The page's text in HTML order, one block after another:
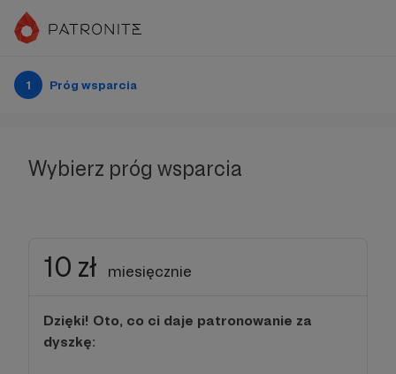
1 Próg wsparcia
Wybierz próg wsparcia
10 zł miesięcznie
Dzięki! Oto, co ci daje patronowanie za
dyszkę: